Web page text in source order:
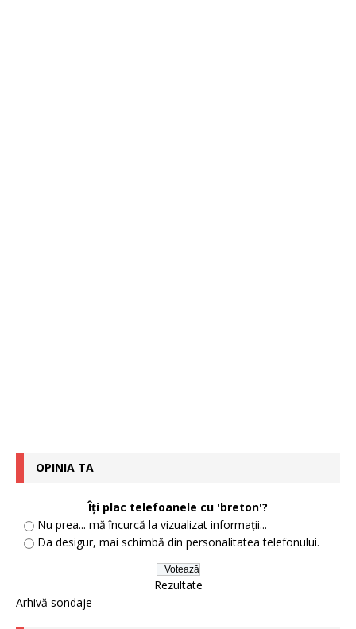
OPINIA TA
Îți plac telefoanele cu 'breton'?
Nu prea... mă încurcă la vizualizat informații...
Da desigur, mai schimbă din personalitatea telefonului.
Rezultate
Arhivă sondaje